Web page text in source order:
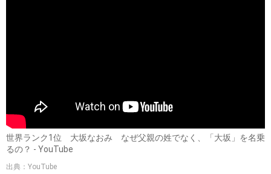
世界ランク1位 大坂なおみ なぜ父親の姓でなく、「大坂」を名乗
るの？ - YouTube
出典：YouTube